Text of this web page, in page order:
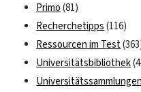
Primo (81)
Recherchetipps (116)
Ressourcen im Test
Universitätsbibliothek
Universitätssammlungen